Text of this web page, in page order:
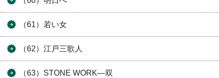
（61）若い女
（62）江戸三歌人
（63）STONE WORK―双